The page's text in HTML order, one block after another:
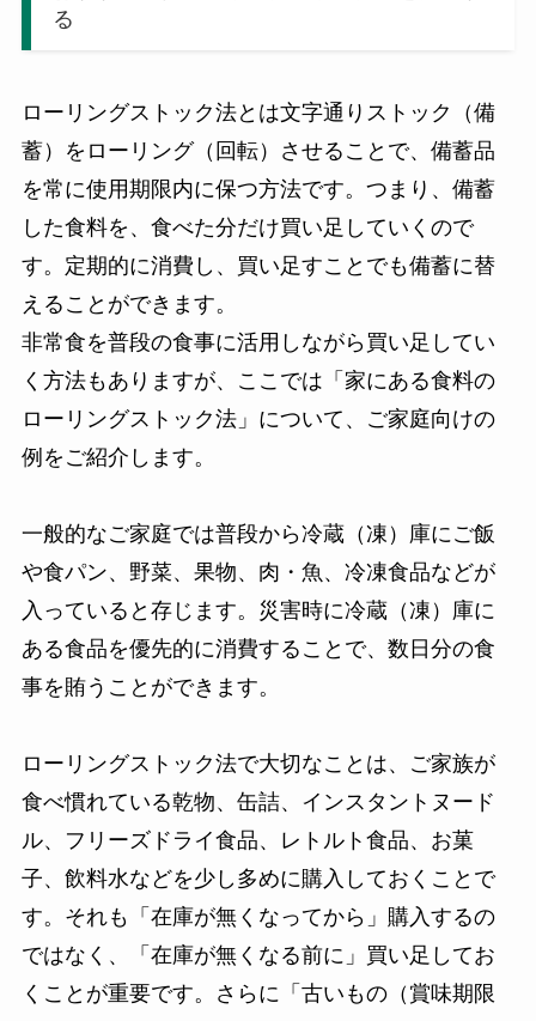
る
ローリングストック法とは文字通りストック（備
蓄）をローリング（回転）させることで、備蓄品
を常に使用期限内に保つ方法です。つまり、備蓄
した食料を、食べた分だけ買い足していくので
す。定期的に消費し、買い足すことでも備蓄に替
えることができます。
非常食を普段の食事に活用しながら買い足してい
く方法もありますが、ここでは「家にある食料の
ローリングストック法」について、ご家庭向けの
例をご紹介します。
一般的なご家庭では普段から冷蔵（凍）庫にご飯
や食パン、野菜、果物、肉・魚、冷凍食品などが
入っていると存じます。災害時に冷蔵（凍）庫に
ある食品を優先的に消費することで、数日分の食
事を賄うことができます。
ローリングストック法で大切なことは、ご家族が
食べ慣れている乾物、缶詰、インスタントヌード
ル、フリーズドライ食品、レトルト食品、お菓
子、飲料水などを少し多めに購入しておくことで
す。それも「在庫が無くなってから」購入するの
ではなく、「在庫が無くなる前に」買い足してお
くことが重要です。さらに「古いもの（賞味期限